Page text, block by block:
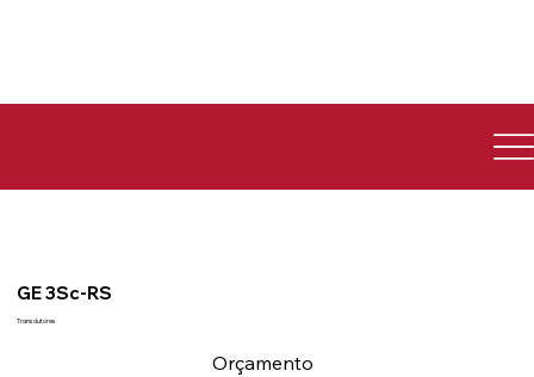
GE 3Sc-RS
Transdutores
Orçamento